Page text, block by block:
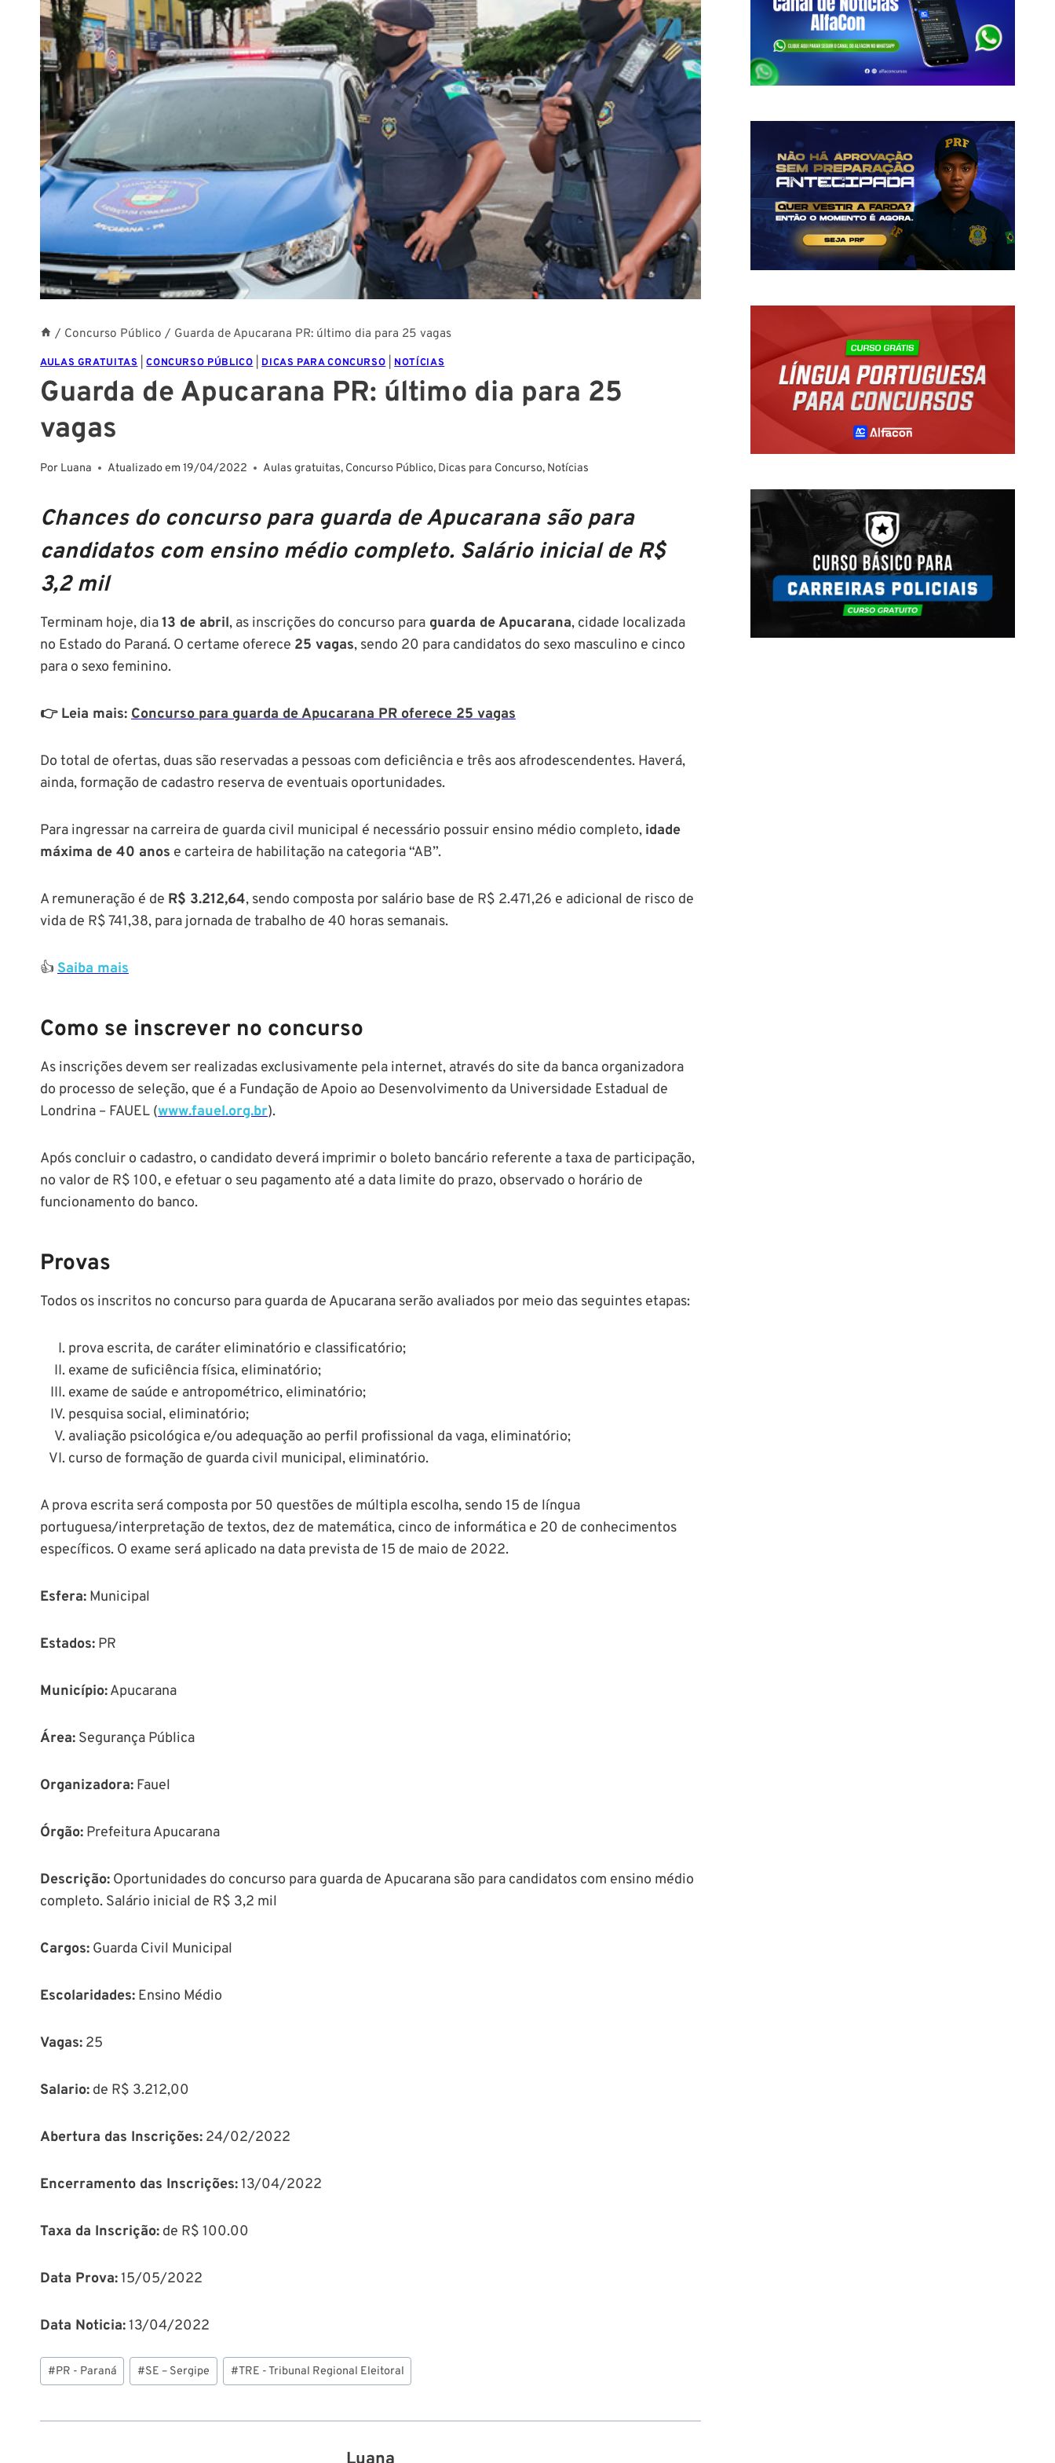
/ Concurso Público / Guarda de Apucarana PR: último dia para 25 vagas
AULAS GRATUITAS |CONCURSO PÚBLICO DICAS PARA CONCURSO NOTÍCIAS
Guarda de Apucarana PR: último dia para 25
vagas
Por Luana Atualizado em 19/04/2022 Aulas gratuitas, Concurso Público, Dicas para Concurso, Notícias
Chances do concurso para guarda de Apucarana são para
candidatos com ensino médio completo. Salário inicial de R$
3,2 mil
Terminam hoje, dia13 de abril, as inscrições do concurso para guarda de Apucarana, cidade localizada
no Estado do Paraná. O certame oferece 25 vagas, sendo 20 para candidatos do sexo masculino e cinco
para o sexo feminino.
👉 Leia mais: Concurso para guarda de Apucarana PR oferece 25 vagas
Do total de ofertas, duas são reservadas a pessoas com deficiência e três aos afrodescendentes. Haverá,
ainda, formação de cadastro reserva de eventuais oportunidades.
Para ingressar na carreira de guarda civil municipal é necessário possuir ensino médio completo, idade
máxima de 40 anos e carteira de habilitação na categoria “AB”.
A remuneração é de R$ 3.212,64, sendo composta por salário base de R$ 2.471,26 e adicional de risco de
vida de R$ 741,38, para jornada de trabalho de 40 horas semanais.
👍 Saiba mais
Como se inscrever no concurso
As inscrições devem ser realizadas exclusivamente pela internet, através do site da banca organizadora
do processo de seleção, que é a Fundação de Apoio ao Desenvolvimento da Universidade Estadual de
Londrina – FAUEL (www.fauel.org.br).
Após concluir o cadastro, o candidato deverá imprimir o boleto bancário referente a taxa de participação,
no valor de R$ 100, e efetuar o seu pagamento até a data limite do prazo, observado o horário de
funcionamento do banco.
Provas
Todos os inscritos no concurso para guarda de Apucarana serão avaliados por meio das seguintes etapas:
prova escrita, de caráter eliminatório e classificatório;
exame de suficiência física, eliminatório;
exame de saúde e antropométrico, eliminatório;
pesquisa social, eliminatório;
avaliação psicológica e/ou adequação ao perfil profissional da vaga, eliminatório;
curso de formação de guarda civil municipal, eliminatório.
A prova escrita será composta por 50 questões de múltipla escolha, sendo 15 de língua
portuguesa/interpretação de textos, dez de matemática, cinco de informática e 20 de conhecimentos
específicos. O exame será aplicado na data prevista de 15 de maio de 2022.
Esfera: Municipal
Estados: PR
Município:Apucarana
Área: Segurança Pública
Organizadora: Fauel
Órgão: Prefeitura Apucarana
Descrição: Oportunidades do concurso para guarda de Apucarana são para candidatos com ensino médio
completo. Salário inicial de R$ 3,2 mil
Cargos: Guarda Civil Municipal
Escolaridades: Ensino Médio
Vagas: 25
Salario: de R$ 3.212,00
Abertura das Inscrições: 24/02/2022
Encerramento das Inscrições:13/04/2022
Taxa da Inscrição: de R$ 100.00
Data Prova:15/05/2022
Data Noticia:13/04/2022
Tags
do
#PR - Paraná #SE – Sergipe #TRE - Tribunal Regional Eleitoral